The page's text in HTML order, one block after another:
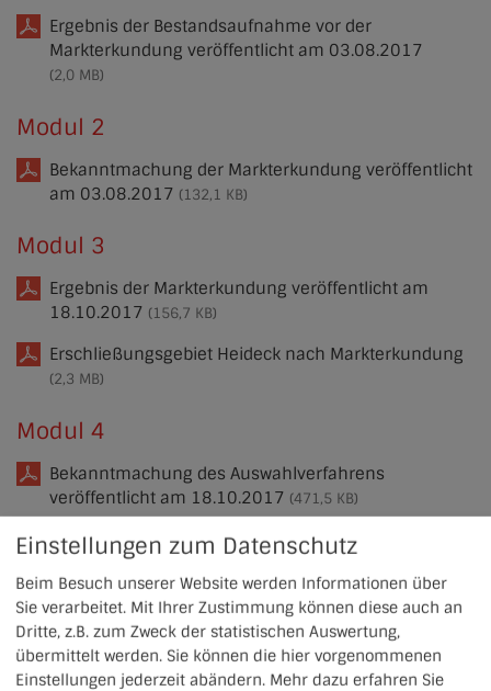
Ergebnis der Bestandsaufnahme vor der
Markterkundung veröffentlicht am 03.08.2017
(2,0 MB)
Modul 2
Bekanntmachung der Markterkundung veröffentlicht
am 03.08.2017 (132,1 KB)
Modul 3
Ergebnis der Markterkundung veröffentlicht am
18.10.2017 (156,7 KB)
Erschließungsgebiet Heideck nach Markterkundung
(2,3 MB)
Modul 4
Bekanntmachung des Auswahlverfahrens
veröffentlicht am 18.10.2017 (471,5 KB)
Erschließungsgebiet Heideck nach Markterkundung
Wertungsvorgehen im Auswahlverfahren(356,7 KB)
Straßenliste Erschließungsgebiet (239,2 KB)
Einstellungen zum Datenschutz
Beim Besuch unserer Website werden Informationen über
Sie verarbeitet. Mit Ihrer Zustimmung können diese auch an
Dritte, z.B. zum Zweck der statistischen Auswertung,
übermittelt werden. Sie können die hier vorgenommenen
Einstellungen jederzeit abändern. Mehr dazu erfahren Sie